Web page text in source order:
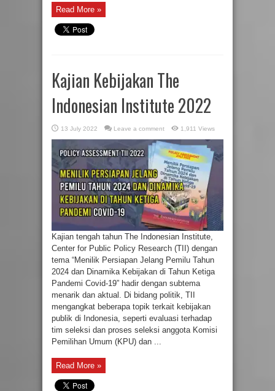
Read More »
Kajian Kebijakan The
Indonesian Institute 2022
13 July 2022 Leave a comment 1,911 Views
Kajian tengah tahun The Indonesian Institute,
Center for Public Policy Research (TII) dengan
tema “Menilik Persiapan Jelang Pemilu Tahun
2024 dan Dinamika Kebijakan di Tahun Ketiga
Pandemi Covid-19” hadir dengan subtema
menarik dan aktual. Di bidang politik, TII
mengangkat beberapa topik terkait kebijakan
publik di Indonesia, seperti evaluasi terhadap
tim seleksi dan proses seleksi anggota Komisi
Pemilihan Umum (KPU) dan ...
Read More »